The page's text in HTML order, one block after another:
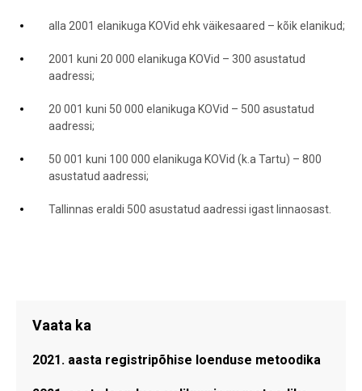
alla 2001 elanikuga KOVid ehk väikesaared – kõik elanikud;
2001 kuni 20 000 elanikuga KOVid – 300 asustatud
aadressi;
20 001 kuni 50 000 elanikuga KOVid – 500 asustatud
aadressi;
50 001 kuni 100 000 elanikuga KOVid (k.a Tartu) – 800
asustatud aadressi;
Tallinnas eraldi 500 asustatud aadressi igast linnaosast.
Vaata ka
2021. aasta registripõhise loenduse metoodika